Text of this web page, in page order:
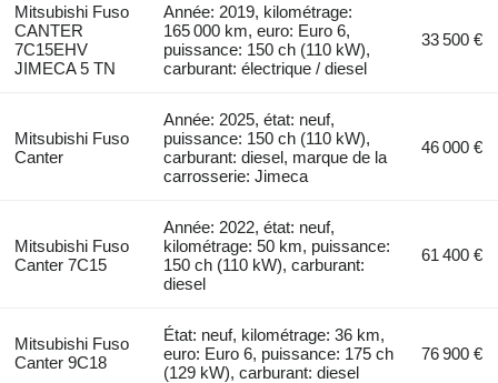
Mitsubishi Fuso
CANTER
7C15EHV
JIMECA 5 TN
Année: 2019, kilométrage:
165 000 km, euro: Euro 6,
puissance: 150 ch (110 kW),
carburant: électrique / diesel
33 500 €
Mitsubishi Fuso
Canter
Année: 2025, état: neuf,
puissance: 150 ch (110 kW),
carburant: diesel, marque de la
carrosserie: Jimeca
46 000 €
Mitsubishi Fuso
Canter 7C15
Année: 2022, état: neuf,
kilométrage: 50 km, puissance:
150 ch (110 kW), carburant:
diesel
61 400 €
Mitsubishi Fuso
Canter 9C18
État: neuf, kilométrage: 36 km,
euro: Euro 6, puissance: 175 ch
(129 kW), carburant: diesel
76 900 €